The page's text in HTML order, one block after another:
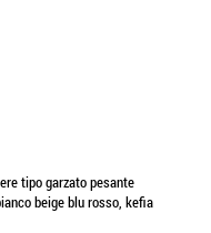
tipo garzato pesante
beige blu rosso, kefia